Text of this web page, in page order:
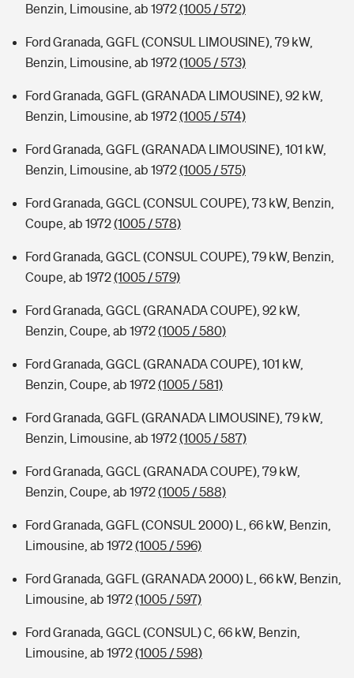
Benzin, Limousine, ab 1972(1005 / 572)
Ford Granada, GGFL (CONSUL LIMOUSINE), 79 kW,
Benzin, Limousine, ab 1972(1005 / 573)
Ford Granada, GGFL (GRANADA LIMOUSINE), 92 kW,
Benzin, Limousine, ab 1972(1005 / 574)
Ford Granada, GGFL (GRANADA LIMOUSINE), 101 kW,
Benzin, Limousine, ab 1972(1005 / 575)
Ford Granada, GGCL (CONSUL COUPE), 73 kW, Benzin,
Coupe, ab 1972(1005 / 578)
Ford Granada, GGCL (CONSUL COUPE), 79 kW, Benzin,
Coupe, ab 1972(1005 / 579)
Ford Granada, GGCL (GRANADA COUPE), 92 kW,
Benzin, Coupe, ab 1972(1005 / 580)
Ford Granada, GGCL (GRANADA COUPE), 101 kW,
Benzin, Coupe, ab 1972(1005 / 581)
Ford Granada, GGFL (GRANADA LIMOUSINE), 79 kW,
Benzin, Limousine, ab 1972(1005 / 587)
Ford Granada, GGCL (GRANADA COUPE), 79 kW,
Benzin, Coupe, ab 1972(1005 / 588)
Ford Granada, GGFL (CONSUL 2000) L, 66 kW, Benzin,
Limousine, ab 1972(1005 / 596)
Ford Granada, GGFL (GRANADA 2000) L, 66 kW, Benzin,
Limousine, ab 1972(1005 / 597)
Ford Granada, GGCL (CONSUL) C, 66 kW, Benzin,
Limousine, ab 1972(1005 / 598)